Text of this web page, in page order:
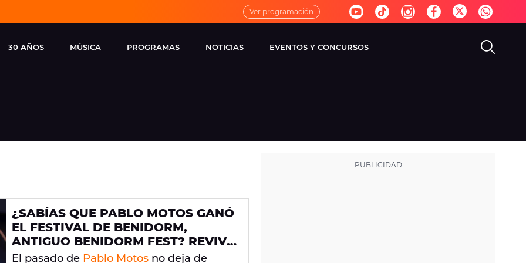
Ver programación
30 AÑOS
ENTREVISTAS
REMEMBER EUROPA
MÚSICA PROGRAMAS
VIRALES
NOTICIAS EVENTOS Y CONCURSOS
¿SABÍAS QUE PABLO MOTOS GANÓ
EL FESTIVAL DE BENIDORM,
ANTIGUO BENIDORM FEST? REVIVE
SU ACTUACIÓN
El pasado de Pablo Motos no deja de